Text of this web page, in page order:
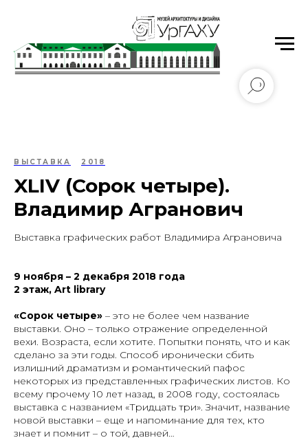
Уральский государственный архитектурно-
художественный университет имени Н.С. Алфёрова
ВЫСТАВКА 2018
XLIV (Сорок четыре).
Владимир Агранович
Выставка графических работ Владимира Аграновича
9 ноября – 2 декабря 2018 года
2 этаж, Art library
«Сорок четыре» – это не более чем название
выставки. Оно – только отражение определенной
вехи. Возраста, если хотите. Попытки понять, что и как
сделано за эти годы. Способ иронически сбить
излишний драматизм и романтический пафос
некоторых из представленных графических листов. Ко
всему прочему 10 лет назад, в 2008 году, состоялась
выставка с названием «Тридцать три». Значит, название
новой выставки – еще и напоминание для тех, кто
знает и помнит – о той, давней…